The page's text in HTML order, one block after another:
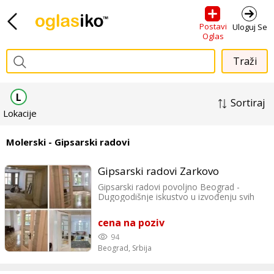
Postavi
Oglas
Uloguj Se
Sortiraj
L
Lokacije
Molerski - Gipsarski radovi
Gipsarski radovi Zarkovo
Gipsarski radovi povoljno Beograd -
Dugogodišnje iskustvo u izvođenju svih
sistemu "knauf". Nudimo Vam usluge
izvođenja gipsarskih radova u prostorima
za stanovanje, poslovnim, javnim i drugim
građevinskim objektima različite namene.
Usluge: Spušteni plafoni, Pregradni zidovi,
cena na poziv
94
Beograd, Srbija